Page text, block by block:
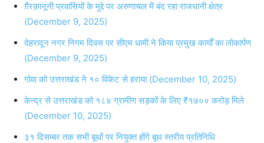
ग़ैरक़ानूनी प्रवासियों के मुद्दे पर अरुणाचल में बंद रहा राजधानी क्षेत्र
(December 9, 2025)
देहरादून नगर निगम दिवस पर सीएम धामी ने किया प्रमुख कार्यों का लोकार्पण
(December 9, 2025)
गोवा को उत्तराखंड ने १० विकेट से हराया (December 10, 2025)
केन्द्र से उत्तराखंड को १८४ ग्रामीण सड़कों के लिए ₹१७०० करोड़ मिले
(December 10, 2025)
३१ दिसम्बर तक सभी बूथों पर नियुक्त होंगे बूथ स्तरीय प्रतिनिधि